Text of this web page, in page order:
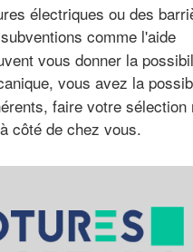
électriques ou des
comme l'aide
vous donner la
vous avez la
faire votre sélection
côté de chez vous.